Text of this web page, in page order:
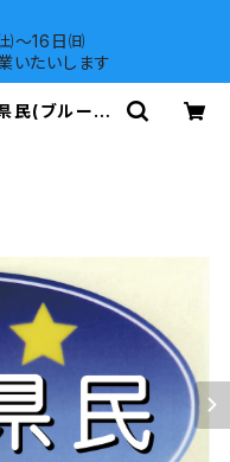
～16日㈰
いたいします
民(ブルー) |